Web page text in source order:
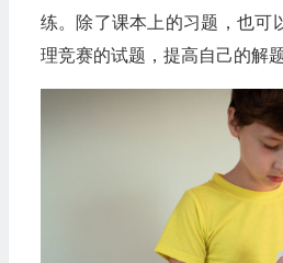
练。除了课本上的习题，也可
理竞赛的试题，提高自己的解